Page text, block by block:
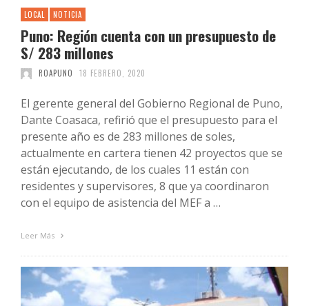
LOCAL NOTICIA
Puno: Región cuenta con un presupuesto de
S/ 283 millones
ROAPUNO 18 FEBRERO, 2020
El gerente general del Gobierno Regional de Puno,
Dante Coasaca, refirió que el presupuesto para el
presente año es de 283 millones de soles,
actualmente en cartera tienen 42 proyectos que se
están ejecutando, de los cuales 11 están con
residentes y supervisores, 8 que ya coordinaron
con el equipo de asistencia del MEF a …
Leer Más